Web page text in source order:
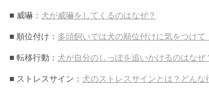
■ 威嚇： 犬が威嚇をしてくるのはなぜ？
■ 順位付け： 多頭飼いでは犬の順位付けに気をつけて
■ 転移行動： 犬が自分のしっぽを追いかけるのはなぜ
■ ストレスサイン： 犬のストレスサインとは？どんな